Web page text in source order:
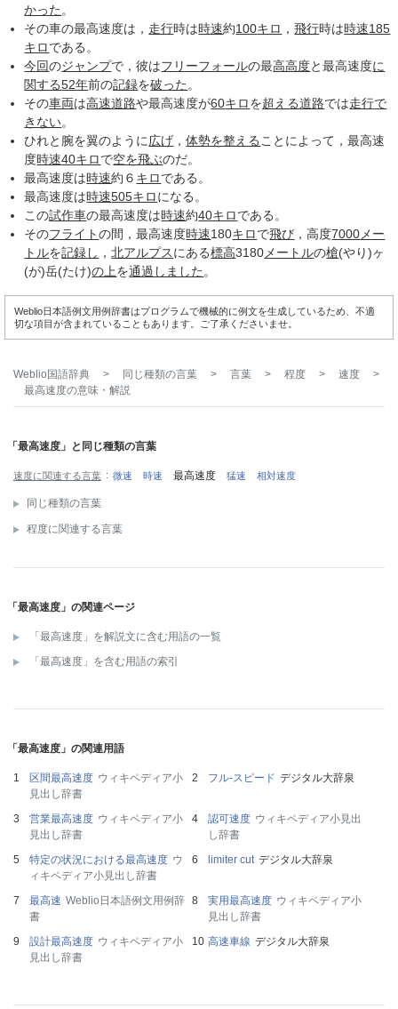
かった。
その車の最高速度は， 走行時は時速約100キロ ，飛行時は時速185
キロである。
今回のジャンプで，彼はフリーフォールの最高高度と最高速度に
関する52年前の記録を破った。
その車両は高速道路や最高速度が60キロを超える道路では走行で
きない。
ひれと腕を翼のように広げ ，体勢を整えることによって，最高速
度時速40キロで空を飛ぶのだ。
最高速度は時速約６ キロである。
最高速度は時速505キロになる。
この試作車の最高速度は時速約40キロである。
そのフライトの間，最高速度時速180キロで飛び ，高度7000メー
トルを記録し ，北アルプスにある標高3180メートルの槍(やり)ヶ
(が)岳(たけ)の上を通過しました。
Weblio日本語例文用例辞書はプログラムで機械的に例文を生成しているため、不適
切な項目が含まれていることもあります。ご了承くださいませ。
Weblio国語辞典 > 同じ種類の言葉 > 言葉 > 程度 > 速度
>
最高速度の意味・解説
「最高速度」と同じ種類の言葉
速度に関連する言葉 微速 時速 最高速度 猛速 相対速度
同じ種類の言葉
程度に関連する言葉
「最高速度」の関連ページ
「最高速度」を解説文に含む用語の一覧
「最高速度」を含む用語の索引
「最高速度」の関連用語
区間最高速度 ウィキペディア小
見出し辞書
フル‐スピード デジタル大辞泉
営業最高速度 ウィキペディア小
見出し辞書
認可速度 ウィキペディア小見出
し辞書
特定の状況における最高速度 ウ
ィキペディア小見出し辞書
limiter cut デジタル大辞泉
最高速 Weblio日本語例文用例辞
書
実用最高速度 ウィキペディア小
見出し辞書
設計最高速度 ウィキペディア小
見出し辞書
高速車線 デジタル大辞泉